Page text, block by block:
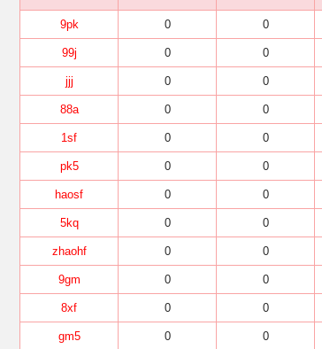
9pk 0 0
99j 0 0
jjj 0 0
88a 0 0
1sf 0 0
pk5 0 0
haosf 0 0
5kq 0 0
zhaohf 0 0
9gm 0 0
8xf 0 0
gm5 0 0